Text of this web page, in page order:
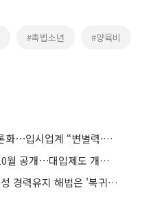
#촉법소년 #양육비
수능 절대평가·서논술형 공론화⋯입시업계 “변별력·사교육 대책 먼저”
국교위, 국가교육발전계획 10월 공개⋯대입제도 개편 공론화 추진
"육아휴직만으론 한계"⋯여성 경력유지 해법은 '복귀 후 유연근무’